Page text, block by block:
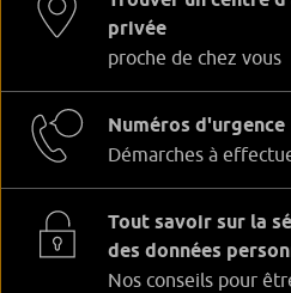
privée
proche de chez vous
Numéros d'urgence
Démarches à
Tout savoir sur la
des données
Nos conseils pour